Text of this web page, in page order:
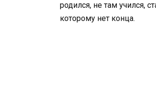
родился, не там учился,
которому нет конца.